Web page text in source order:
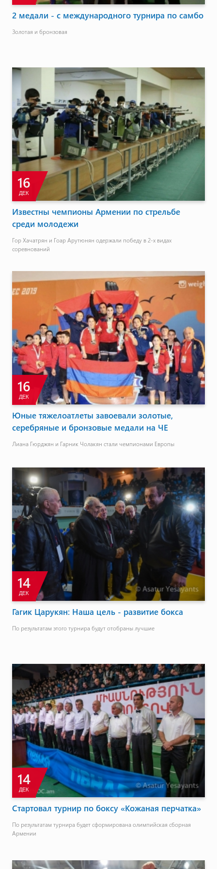
2 медали - с международного турнира по самбо
Золотая и бронзовая
16
ДЕК
Известны чемпионы Армении по стрельбе
среди молодежи
Гор Хачатрян и Гоар Арутюнян одержали победу в 2-х видах
соревнований
16
ДЕК
Юные тяжелоатлеты завоевали золотые,
серебряные и бронзовые медали на ЧЕ
Лиана Гюрджян и Гарник Чолакян стали чемпионами Европы
14
ДЕК
Гагик Царукян: Наша цель - развитие бокса
По результатам этого турнира будут отобраны лучшие
14
ДЕК
Стартовал турнир по боксу «Кожаная перчатка»
По результатам турнира будет сформирована олимпийская сборная
Армении